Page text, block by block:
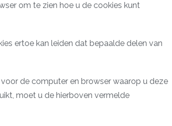
om te zien hoe u de cookies kunt
ertoe kan leiden dat bepaalde delen van
de computer en browser waarop u deze
moet u de hierboven vermelde